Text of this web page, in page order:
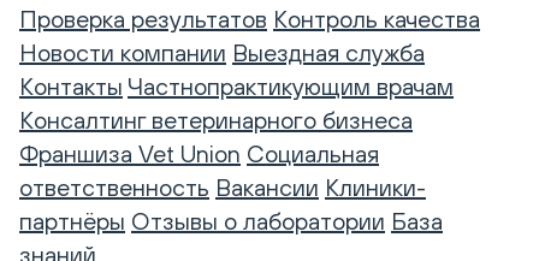
Проверка результатов Контроль качества
Новости компании Выездная служба
Контакты Частнопрактикующим врачам
Консалтинг ветеринарного бизнеса
Франшиза Vet Union Социальная
ответственность Вакансии Клиники-
партнёры Отзывы о лаборатории База
знаний